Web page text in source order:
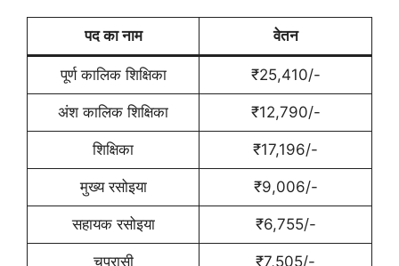
पद का नाम वेतन
पूर्ण कालिक शिक्षिका ₹25,410/-
अंश कालिक शिक्षिका ₹12,790/-
शिक्षिका ₹17,196/-
मुख्य रसोइया ₹9,006/-
सहायक रसोइया ₹6,755/-
चपरासी ₹7,505/-